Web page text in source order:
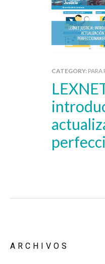
CATEGORY: PARA
LEXNET Justicia:
ARCHIVOS